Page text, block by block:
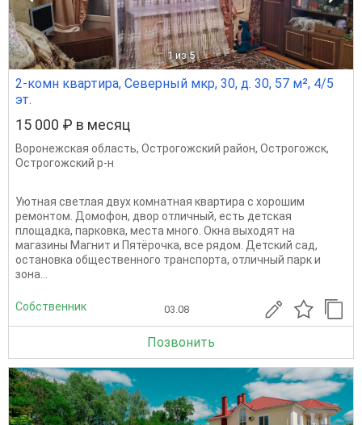
1 из 5
2-комн квартира, Северный мкр, 30, д. 30, 57 м², 4/5
эт.
15 000 ₽ в месяц
Воронежская область, Острогожский район, Острогожск,
Острогожский р-н
Уютная светлая двух комнатная квартира с хорошим
ремонтом. Домофон, двор отличный, есть детская
площадка, парковка, места много. Окна выходят на
магазины Магнит и Пятёрочка, все рядом. Детский сад,
остановка общественного транспорта, отличный парк и
зона...
Собственник 03.08
Позвонить